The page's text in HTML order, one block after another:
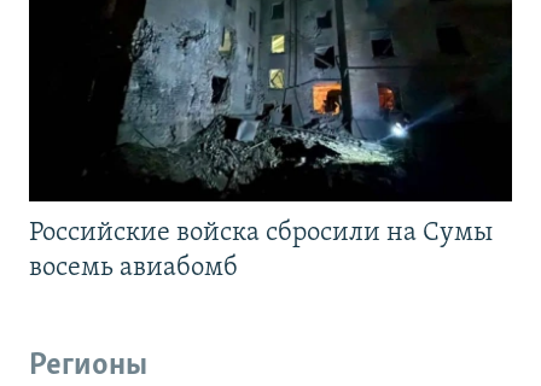
Российские войска сбросили на Сумы
восемь авиабомб
Регионы